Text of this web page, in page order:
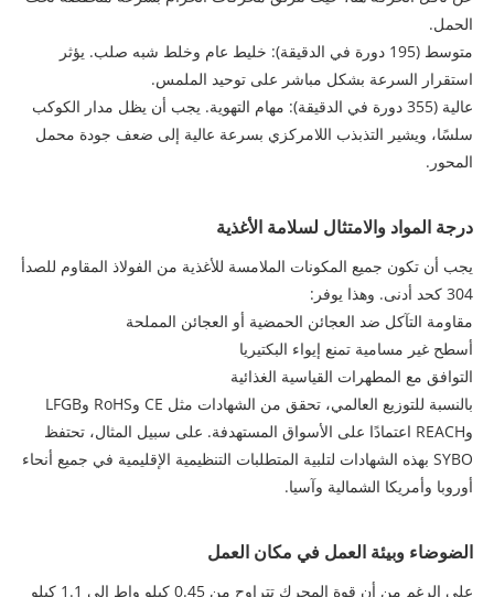
الحمل.
متوسط ​​(195 دورة في الدقيقة): خليط عام وخلط شبه صلب. يؤثر
استقرار السرعة بشكل مباشر على توحيد الملمس.
عالية (355 دورة في الدقيقة): مهام التهوية. يجب أن يظل مدار الكوكب
سلسًا، ويشير التذبذب اللامركزي بسرعة عالية إلى ضعف جودة محمل
المحور.
درجة المواد والامتثال لسلامة الأغذية
يجب أن تكون جميع المكونات الملامسة للأغذية من الفولاذ المقاوم للصدأ
304 كحد أدنى. وهذا يوفر:
مقاومة التآكل ضد العجائن الحمضية أو العجائن المملحة
أسطح غير مسامية تمنع إيواء البكتيريا
التوافق مع المطهرات القياسية الغذائية
بالنسبة للتوزيع العالمي، تحقق من الشهادات مثل CE وRoHS وLFGB
وREACH اعتمادًا على الأسواق المستهدفة. على سبيل المثال، تحتفظ
SYBO بهذه الشهادات لتلبية المتطلبات التنظيمية الإقليمية في جميع أنحاء
أوروبا وأمريكا الشمالية وآسيا.
الضوضاء وبيئة العمل في مكان العمل
على الرغم من أن قوة المحرك تتراوح من 0.45 كيلو واط إلى 1.1 كيلو